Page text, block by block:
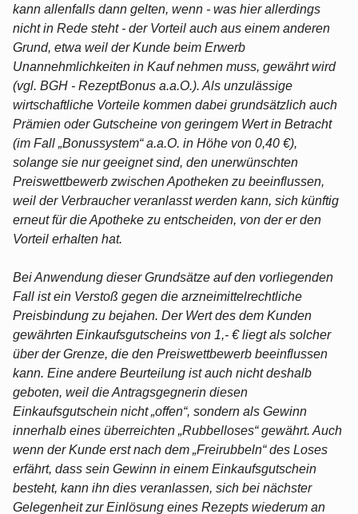
kann allenfalls dann gelten, wenn - was hier allerdings
nicht in Rede steht - der Vorteil auch aus einem anderen
Grund, etwa weil der Kunde beim Erwerb
Unannehmlichkeiten in Kauf nehmen muss, gewährt wird
(vgl. BGH - RezeptBonus a.a.O.). Als unzulässige
wirtschaftliche Vorteile kommen dabei grundsätzlich auch
Prämien oder Gutscheine von geringem Wert in Betracht
(im Fall „Bonussystem“ a.a.O. in Höhe von 0,40 €),
solange sie nur geeignet sind, den unerwünschten
Preiswettbewerb zwischen Apotheken zu beeinflussen,
weil der Verbraucher veranlasst werden kann, sich künftig
erneut für die Apotheke zu entscheiden, von der er den
Vorteil erhalten hat.
Bei Anwendung dieser Grundsätze auf den vorliegenden
Fall ist ein Verstoß gegen die arzneimittelrechtliche
Preisbindung zu bejahen. Der Wert des dem Kunden
gewährten Einkaufsgutscheins von 1,- € liegt als solcher
über der Grenze, die den Preiswettbewerb beeinflussen
kann. Eine andere Beurteilung ist auch nicht deshalb
geboten, weil die Antragsgegnerin diesen
Einkaufsgutschein nicht „offen“, sondern als Gewinn
innerhalb eines überreichten „Rubbelloses“ gewährt. Auch
wenn der Kunde erst nach dem „Freirubbeln“ des Loses
erfährt, dass sein Gewinn in einem Einkaufsgutschein
besteht, kann ihn dies veranlassen, sich bei nächster
Gelegenheit zur Einlösung eines Rezepts wiederum an